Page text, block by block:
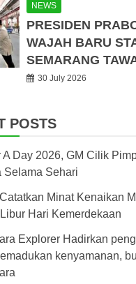
NEWS
PRESIDEN
WAJAH BARU
SEMARANG
30 July 2026
POSTS
A Day 2026, GM Cilik
Selama Sehari
Minat Kenaikan
Hari Kemerdekaan
Explorer Hadirkan
kenyamanan,